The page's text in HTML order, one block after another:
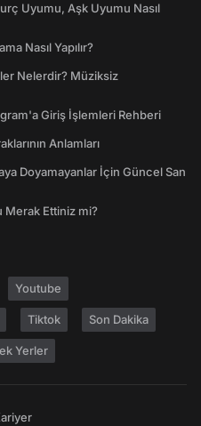
Uyumu, Aşk Uyumu Nasıl
Nasıl Yapılır?
Nelerdir? Müziksiz
Giriş İşlemleri Rehberi
Anlamları
Doyamayanlar İçin Güncel San
Merak Ettiniz mi?
Youtube
Tiktok Son Dakika
Yerler